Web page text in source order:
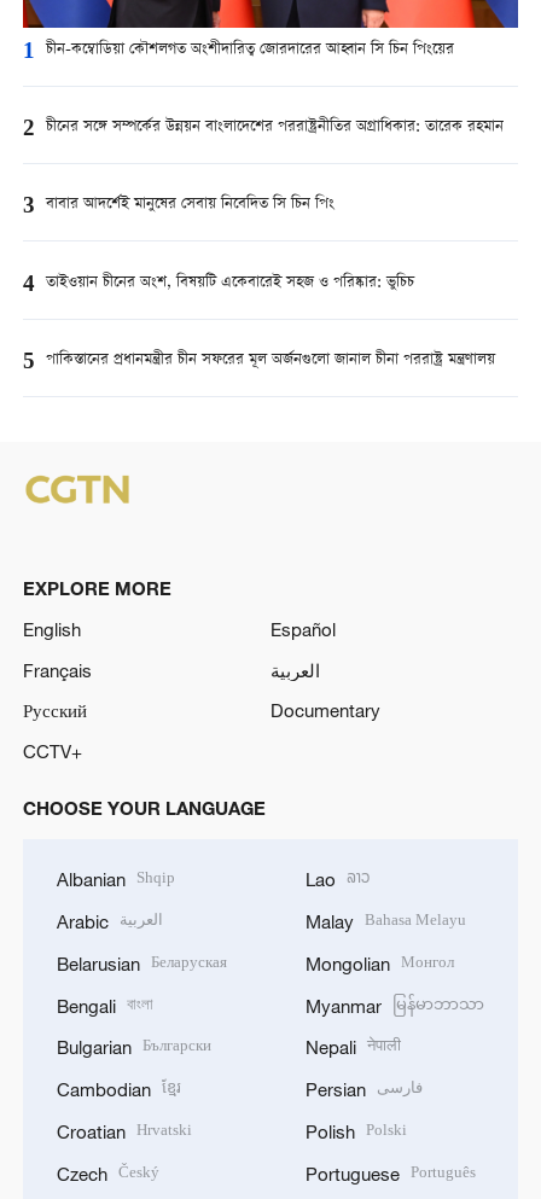
1 চীন-কম্বোডিয়া কৌশলগত অংশীদারিত্ব জোরদারের আহ্বান সি চিন পিংয়ের
2 চীনের সঙ্গে সম্পর্কের উন্নয়ন বাংলাদেশের পররাষ্ট্রনীতির অগ্রাধিকার: তারেক রহমান
3 বাবার আদর্শেই মানুষের সেবায় নিবেদিত সি চিন পিং
4 তাইওয়ান চীনের অংশ, বিষয়টি একেবারেই সহজ ও পরিষ্কার: ভুচিচ
5 পাকিস্তানের প্রধানমন্ত্রীর চীন সফরের মূল অর্জনগুলো জানাল চীনা পররাষ্ট্র মন্ত্রণালয়
EXPLORE MORE
English
Español
Français
العربية
Русский
Documentary
CCTV+
CHOOSE YOUR LANGUAGE
Albanian Shqip
Arabic العربية
Belarusian Беларуская
Bengali বাংলা
Bulgarian Български
Cambodian ខ្មែរ
Croatian Hrvatski
Czech Český
Lao ລາວ
Malay Bahasa Melayu
Mongolian Монгол
Myanmar မြန်မာဘာသာ
Nepali नेपाली
Persian فارسی
Polish Polski
Portuguese Português